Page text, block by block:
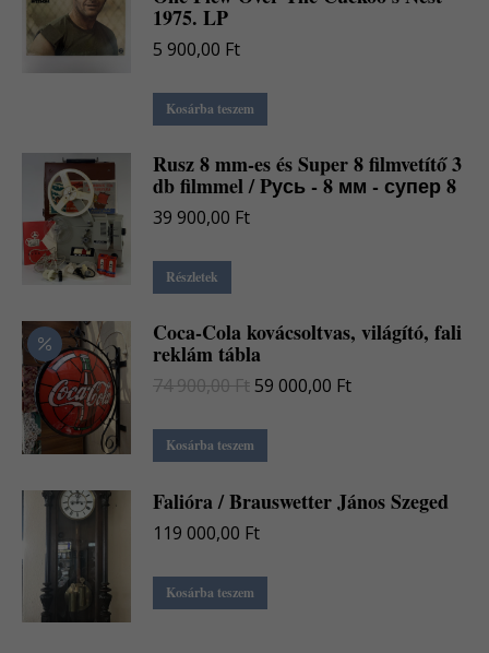
1975. LP
5 900,00 Ft
Kosárba teszem
Rusz 8 mm-es és Super 8 filmvetítő 3
db filmmel / Pусь - 8 мм - супер 8
39 900,00 Ft
Részletek
Coca-Cola kovácsoltvas, világító, fali
reklám tábla
74 900,00Ft Original
900,00 Ft.
59 000,00 FtCurrent
000,00 Ft.
Kosárba teszem
Falióra / Brauswetter János Szeged
119 000,00 Ft
Kosárba teszem